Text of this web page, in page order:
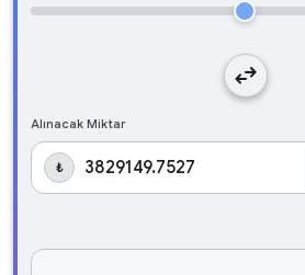
swap_horiz
Alınacak Miktar
₺